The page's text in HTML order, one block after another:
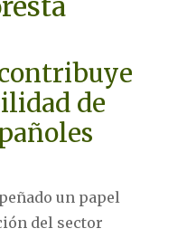
de
un papel
del sector